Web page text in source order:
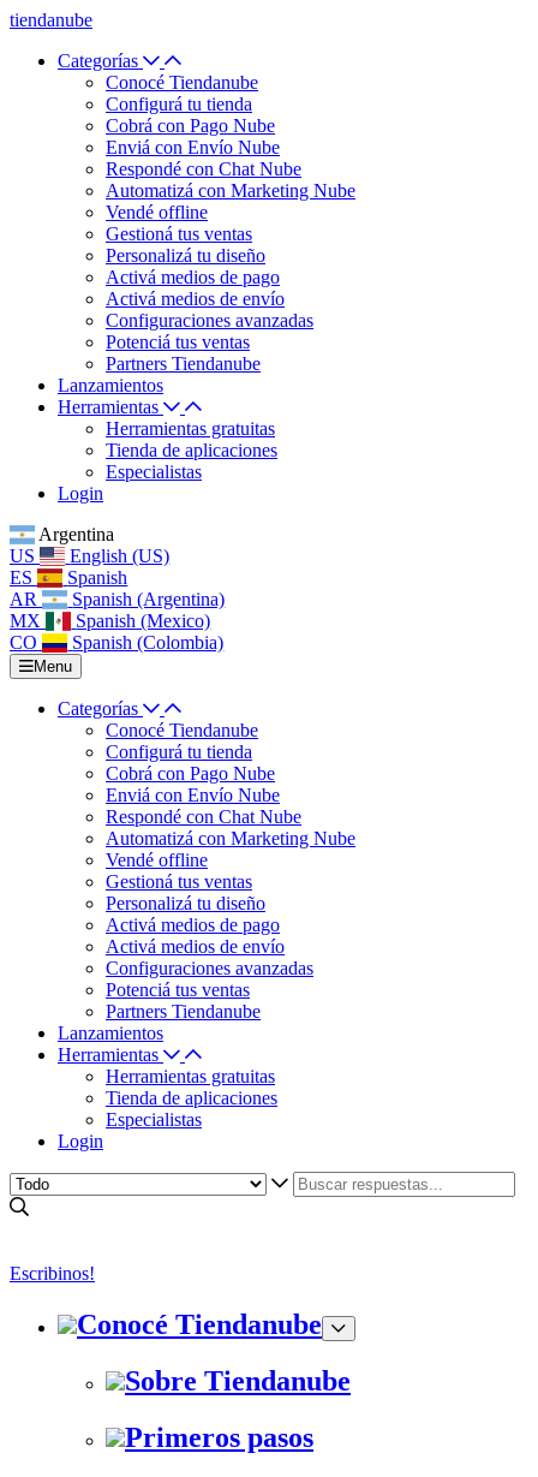
tiendanube
Categorías
Conocé Tiendanube
Configurá tu tienda
Cobrá con Pago Nube
Enviá con Envío Nube
Respondé con Chat Nube
Automatizá con Marketing Nube
Vendé offline
Gestioná tus ventas
Personalizá tu diseño
Activá medios de pago
Activá medios de envío
Configuraciones avanzadas
Potenciá tus ventas
Partners Tiendanube
Lanzamientos
Herramientas
Herramientas gratuitas
Tienda de aplicaciones
Especialistas
Login
Argentina
US
English (US)
ES
Spanish
AR
Spanish (Argentina)
MX
Spanish (Mexico)
CO
Spanish (Colombia)
Menu
Categorías
Conocé Tiendanube
Configurá tu tienda
Cobrá con Pago Nube
Enviá con Envío Nube
Respondé con Chat Nube
Automatizá con Marketing Nube
Vendé offline
Gestioná tus ventas
Personalizá tu diseño
Activá medios de pago
Activá medios de envío
Configuraciones avanzadas
Potenciá tus ventas
Partners Tiendanube
Lanzamientos
Herramientas
Herramientas gratuitas
Tienda de aplicaciones
Especialistas
Login
Escribinos!
Conocé Tiendanube
Sobre Tiendanube
Primeros pasos